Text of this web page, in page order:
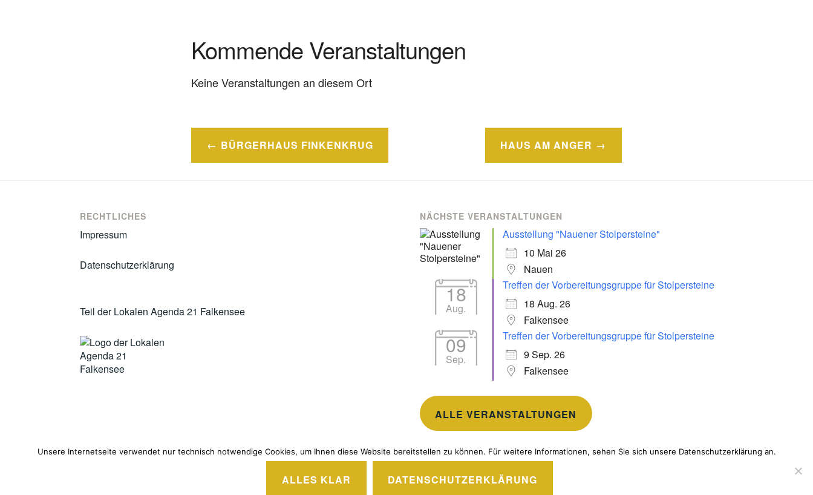
Kommende Veranstaltungen
Keine Veranstaltungen an diesem Ort
Beitragsnavigation
BÜRGERHAUS FINKENKRUG HAUS AM ANGER
RECHTLICHES
Impressum
Datenschutzerklärung
Teil der Lokalen Agenda 21 Falkensee
NÄCHSTE VERANSTALTUNGEN
Ausstellung "Nauener Stolpersteine"
10 Mai 26
Nauen
18
Aug.
Treffen der Vorbereitungsgruppe für Stolpersteine
18 Aug. 26
Falkensee
09
Sep.
Treffen der Vorbereitungsgruppe für Stolpersteine
9 Sep. 26
Falkensee
ALLE VERANSTALTUNGEN
STOLZ BEREITGESTELLT VON WORDPRESS |THEME: IXION VONAUTOMATTIC
Unsere Internetseite verwendet nur technisch notwendige Cookies, um Ihnen diese Website bereitstellen zu können. Für weitere Informationen, sehen Sie sich unsere Datenschutzerklärung an.
ALLES KLAR DATENSCHUTZERKLÄRUNG